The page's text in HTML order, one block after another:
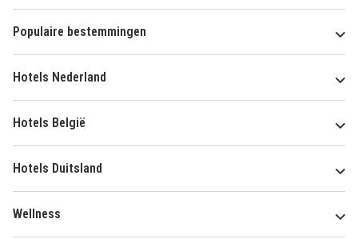
Populaire bestemmingen
Hotels Nederland
Hotels België
Hotels Duitsland
Wellness